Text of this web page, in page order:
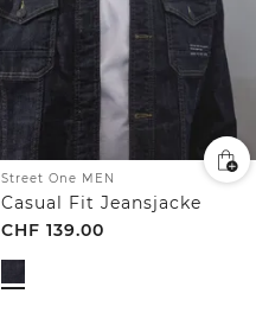
Street One MEN
Casual Fit Jeansjacke
CHF 139.00